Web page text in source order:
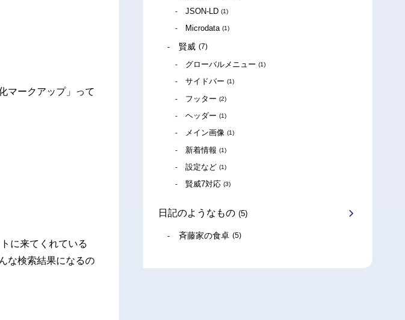
マークアップ」って
に来てくれている
な検索結果になるの
JSON-LD (1)
Microdata (1)
賢威 (7)
グローバルメニュー (1)
サイドバー (1)
フッター (2)
ヘッダー (1)
メイン画像 (1)
新着情報 (1)
設定など (1)
賢威7対応 (3)
日記のようなもの (5)
斉藤家の食卓 (5)